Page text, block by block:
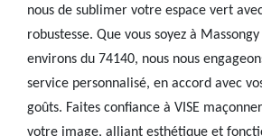
nous de sublimer votre espace vert
robustesse. Que vous soyez à
environs du 74140, nous nous
service personnalisé, en accord avec
goûts. Faites confiance à VISE
votre image, alliant esthétique et